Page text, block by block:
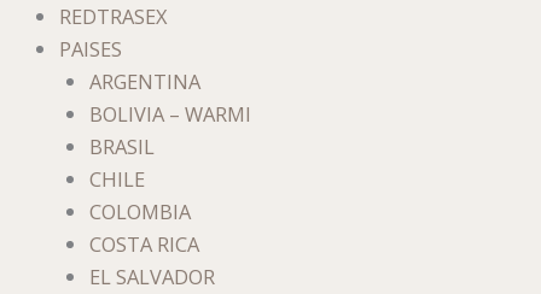
contenido
REDTRASEX
PAISES
ARGENTINA
BOLIVIA – WARMI
BRASIL
CHILE
COLOMBIA
COSTA RICA
EL SALVADOR